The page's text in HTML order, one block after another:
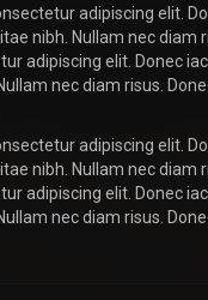
adipiscing elit.
nibh. Nullam nec
adipiscing elit. Donec
nec diam risus.
adipiscing elit.
nibh. Nullam nec
adipiscing elit. Donec
nec diam risus.